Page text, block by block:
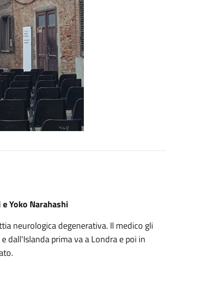
Yoko Narahashi
neurologica degenerativa. Il medico gli
dall'Islanda prima va a Londra e poi in